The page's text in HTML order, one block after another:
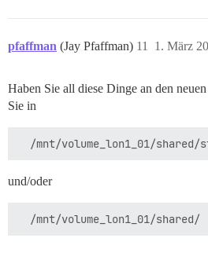
pfaffman (Jay Pfaffman) 1. März
11
Haben Sie all diese Dinge an den
Sie in
und/oder